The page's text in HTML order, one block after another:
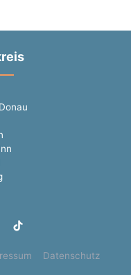
Datenschutz